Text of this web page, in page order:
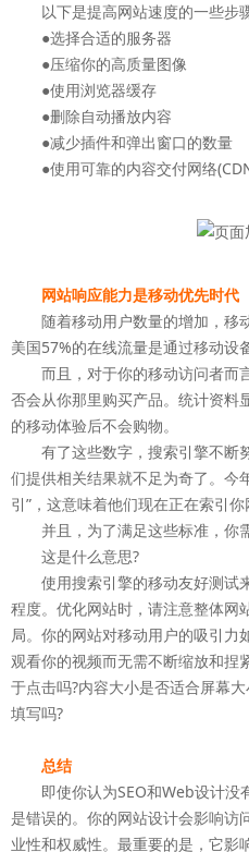
以下是提高网站速度的一些步
●选择合适的服务器
●压缩你的高质量图像
●使用浏览器缓存
●删除自动播放内容
●减少插件和弹出窗口的数量
●使用可靠的内容交付网络
网站响应能力是移动优先时代
随着移动用户数量的增加，移
美国57%的在线流量是通过移动设
而且，对于你的移动访问者而
否会从你那里购买产品。统计资料
的移动体验后不会购物。
有了这些数字，搜索引擎不断
们提供相关结果就不足为奇了。今
引”，这意味着他们现在正在索引你
并且，为了满足这些标准，你需
这是什么意思?
使用搜索引擎的移动友好测试
程度。优化网站时，请注意整体网
局。你的网站对移动用户的吸引力
观看你的视频而无需不断缩放和捏
于点击吗?内容大小是否适合屏幕
填写吗?
总结
即使你认为SEO和Web设计没
是错误的。你的网站设计会影响访
业性和权威性。最重要的是，它影